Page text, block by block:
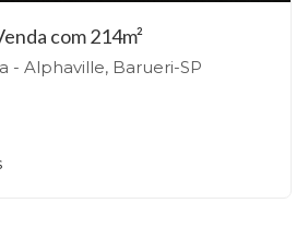
com 214m²
- Alphaville, Barueri-SP